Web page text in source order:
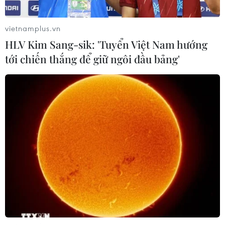
Phát động Cuộc thi Sáng tạo Video
2026 cho công dân Pháp ngữ
06/08/2026 02:29
Đà Nẵng lần đầu đăng cai chung kết
Hoa hậu Di sản toàn cầu 2026
05/08/2026 11:01
Đà Nẵng chi gần 38 tỷ đồng trang trí
Tết Đinh Mùi 2027
05/08/2026 10:58
Giới thiệu Bộ sách Tuyển tập các tác
vietnamplus.vn
HLV Kim Sang-sik: 'Tuyển Việt Nam hướng
tới chiến thắng để giữ ngôi đầu bảng'